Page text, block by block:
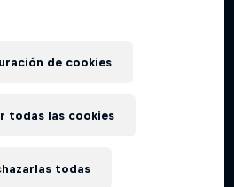
de cookies
todas
todas las cookies